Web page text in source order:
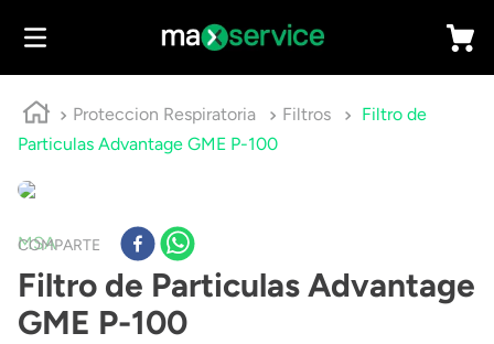
Proteccion Respiratoria Filtros
Filtro de
Particulas Advantage GME P-100
COMPARTE
MSA
Filtro de Particulas Advantage
GME P-100